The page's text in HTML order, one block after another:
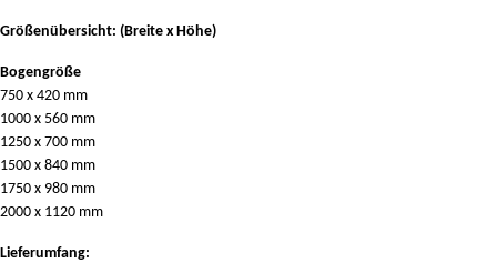
Größenübersicht: (Breite x Höhe)
Bogengröße
750 x 420 mm
1000 x 560 mm
1250 x 700 mm
1500 x 840 mm
1750 x 980 mm
2000 x 1120 mm
Lieferumfang: